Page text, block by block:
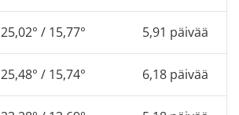
25,02° / 15,77° 5,91 päivää
25,48° / 15,74° 6,18 päivää